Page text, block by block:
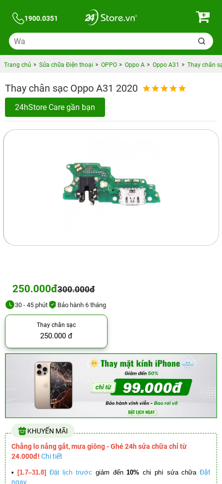
1900.0351
Trang chủ Sửa chữa Điện thoại OPPO Oppo A Oppo A31 Thay chân
Thay chân sạc Oppo A31 2020
24hStore Care gần bạn
250.000đ300.000đ
30 - 45 phút Bảo hành 6 tháng
Thay chân sạc
250.000 đ
KHUYẾN MÃI
Chẳng lo nắng gắt, mưa giông - Ghé 24h sửa chữa chỉ từ
24.000đ! Chi tiết
• [1.7–31.8] Đặt lịch trước giảm đến10% chi phí sửa chữa Đặt
ngay